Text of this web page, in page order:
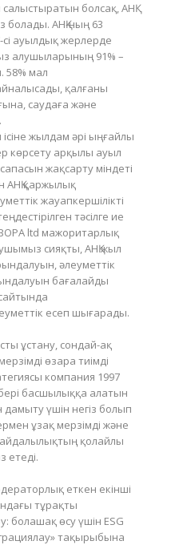
болсақ, АНҚ
болады. АНҚ-ның 63
сі ауылдық жерлерде
алушыларының 91% –
58% мал
қалғаны
саудаға және
ісіне жылдам әрі ыңғайлы
көрсету арқылы ауыл
жақсарту міндеті
АНҚ қаржылық
жауапкершілікті
тәсілге ие
ltd мажоритарлық
сияқты, АНҚ жыл
әлеуметтік
бағалайды
есеп шығарады.
ұстану, сондай-ақ
өзара тиімді
компания 1997
басшылыққа алатын
дамыту үшін негіз болып
ұзақ мерзімді және
пайдалылықтың қолайлы
етеді.
еткен екінші
тұрақты
болашақ өсу үшін ESG
тақырыбына